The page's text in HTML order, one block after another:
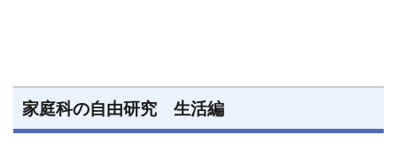
家庭科の自由研究 生活編